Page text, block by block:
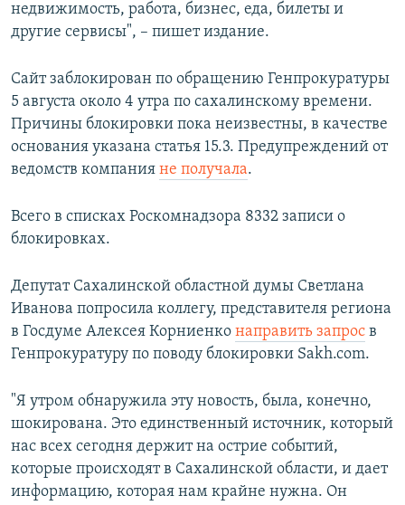
недвижимость, работа, бизнес, еда, билеты и
другие сервисы", – пишет издание.
Сайт заблокирован по обращению Генпрокуратуры
5 августа около 4 утра по сахалинскому времени.
Причины блокировки пока неизвестны, в качестве
основания указана статья 15.3. Предупреждений от
ведомств компания не получала.
Всего в списках Роскомнадзора 8332 записи о
блокировках.
Депутат Сахалинской областной думы Светлана
Иванова попросила коллегу, представителя региона
в Госдуме Алексея Корниенко направить запрос в
Генпрокуратуру по поводу блокировки Sakh.com.
"Я утром обнаружила эту новость, была, конечно,
шокирована. Это единственный источник, который
нас всех сегодня держит на острие событий,
которые происходят в Сахалинской области, и дает
информацию, которая нам крайне нужна. Он